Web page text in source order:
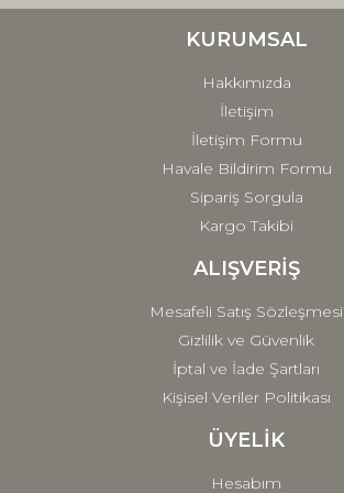
Ürün fiyatı diğer sitelerden daha pahalı.
Gönder
KURUMSAL
Hakkımızda
İletişim
İletişim Formu
Havale Bildirim Formu
Sipariş Sorgula
Kargo Takibi
ALIŞVERİŞ
Mesafeli Satış Sözleşmesi
Gizlilik ve Güvenlik
İptal ve İade Şartları
Kişisel Veriler Politikası
ÜYELİK
Hesabım